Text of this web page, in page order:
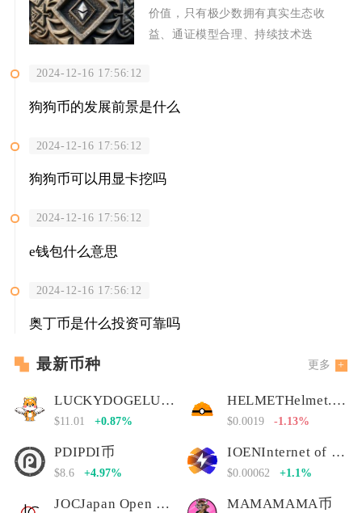
价值，只有极少数拥有真实生态收
益、通证模型合理、持续技术迭
2024-12-16 17:56:12
狗狗币的发展前景是什么
2024-12-16 17:56:12
狗狗币可以用显卡挖吗
2024-12-16 17:56:12
e钱包什么意思
2024-12-16 17:56:12
奥丁币是什么投资可靠吗
最新币种 更多
LUCKYDOGELUCKYDOGE币
$11.01 +0.87%
HELMETHelmet.insure Governance Token
$0.0019 -1.13%
PDIPDI币
$8.6 +4.97%
IOENInternet of Energy Network
$0.00062 +1.1%
JOCJapan Open Chain MAMAMAMA币